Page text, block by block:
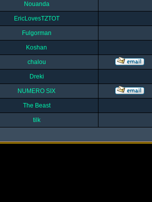
Nouanda
EricLovesTZTOT
Fulgorman
Koshan
chalou
Dreki
NUMERO SIX
The Beast
tilk